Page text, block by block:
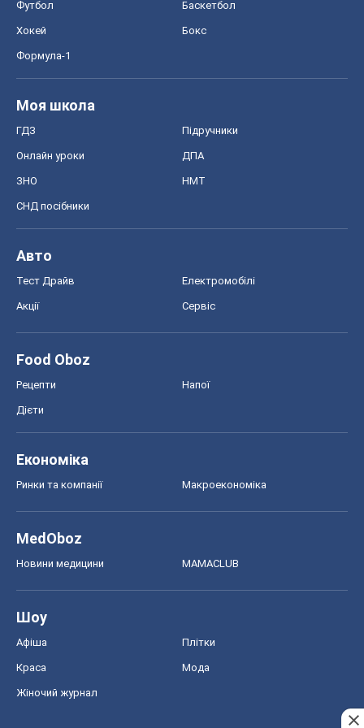
Футбол Баскетбол
Хокей Бокс
Формула-1
Моя школа
ГДЗ Підручники
Онлайн уроки ДПА
ЗНО НМТ
СНД посібники
Авто
Тест Драйв Електромобілі
Акції Сервіс
Food Oboz
Рецепти Напої
Дієти
Економіка
Ринки та компанії Макроекономіка
MedOboz
Новини медицини MAMACLUB
Шоу
Афіша Плітки
Краса Мода
Жіночий журнал